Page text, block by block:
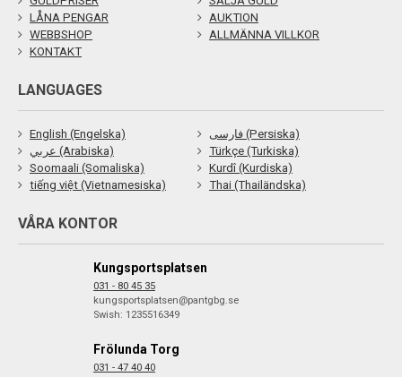
LÅNA PENGAR
AUKTION
WEBBSHOP
ALLMÄNNA VILLKOR
KONTAKT
LANGUAGES
English (Engelska)
فارسی (Persiska)
عربي (Arabiska)
Türkçe (Turkiska)
Soomaali (Somaliska)
Kurdî (Kurdiska)
tiếng việt (Vietnamesiska)
Thai (Thailändska)
VÅRA KONTOR
Kungsportsplatsen
031 - 80 45 35
kungsportsplatsen@pantgbg.se
Swish: 1235516349
Frölunda Torg
031 - 47 40 40